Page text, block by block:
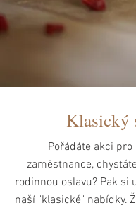
Klasický
Pořádáte akci pro
zaměstnance,
rodinnou oslavu? Pak si
naší "klasické" nabídky.